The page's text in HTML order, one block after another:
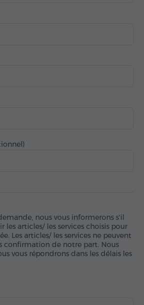
nous vous informerons s'il
les articles/ les services choisis pour
Les articles/ les services ne peuvent
confirmation de notre part. Nous
vous répondrons dans les délais les